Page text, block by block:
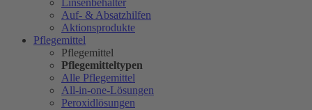
Auf- & Absatzhilfen
Aktionsprodukte
Pflegemittel
Pflegemittel
Pflegemitteltypen
Alle Pflegemittel
All-in-one-Lösungen
Peroxidlösungen